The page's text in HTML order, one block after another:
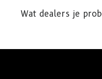
Wat dealers je
en krijgt het